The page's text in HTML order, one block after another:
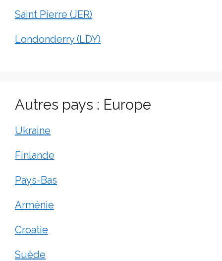
Saint Pierre (JER)
Londonderry (LDY)
Autres pays : Europe
Ukraine
Finlande
Pays-Bas
Arménie
Croatie
Suède